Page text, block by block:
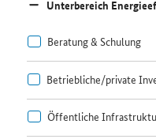
Unterbereich
Beratung & Schulung
Betriebliche/private
Öffentliche